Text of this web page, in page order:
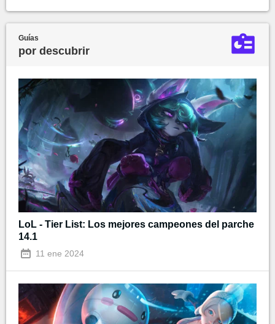
Guías
por descubrir
LoL - Tier List: Los mejores campeones del parche
14.1
11 ene 2024